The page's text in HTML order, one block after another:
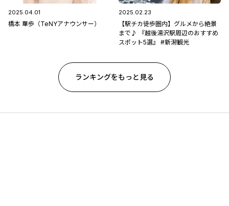
2025.04.01
橋本 華歩（TeNYアナウンサー）
2025.02.23
【駅チカ徒歩圏内】グルメから絶景
まで♪ 『越後湯沢駅周辺のおすすめ
スポット5選』 #新潟観光
ランキングをもっと見る